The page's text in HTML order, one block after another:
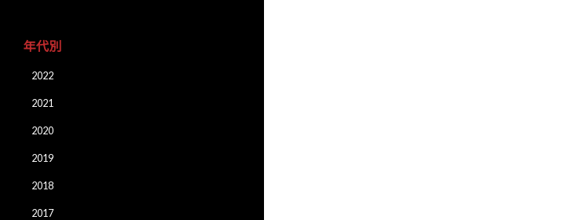
年代別
2022
2021
2020
2019
2018
2017